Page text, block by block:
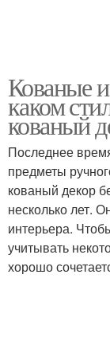
Кованые
каком
кованый
Последнее
предметы
кованый декор
несколько лет.
интерьера.
учитывать
хорошо